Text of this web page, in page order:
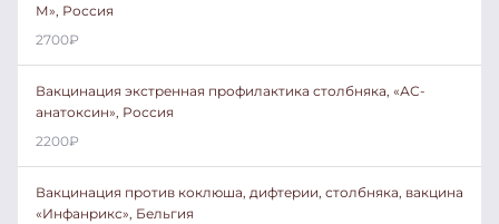
М», Россия
2700₽
Вакцинация экстренная профилактика столбняка, «АС-
анатоксин», Россия
2200₽
Вакцинация против коклюша, дифтерии, столбняка, вакцина
«Инфанрикс», Бельгия